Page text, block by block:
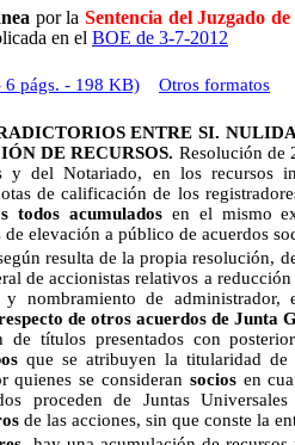
por laSentencia del Juzgado
en el BOE de 3-7-2012
6 págs. - 198 KB) Otros formatos
ENTRE SI.
DE RECURSOS. Resolución de
y del Notariado, en los recursos
de calificación de los
todos acumuladosen el mismo
elevación a público de acuerdos
resulta de la propia resolución,
de accionistas relativos a
y nombramiento de
de otros acuerdos de Junta
de títulos presentados con
que se atribuyen la titularidad de
quienes se consideran sociosen
proceden de Juntas
de las acciones, sin que conste la